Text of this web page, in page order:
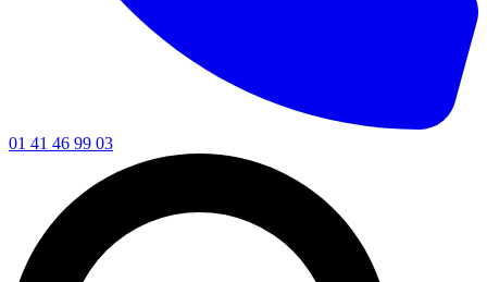
01 41 46 99 03